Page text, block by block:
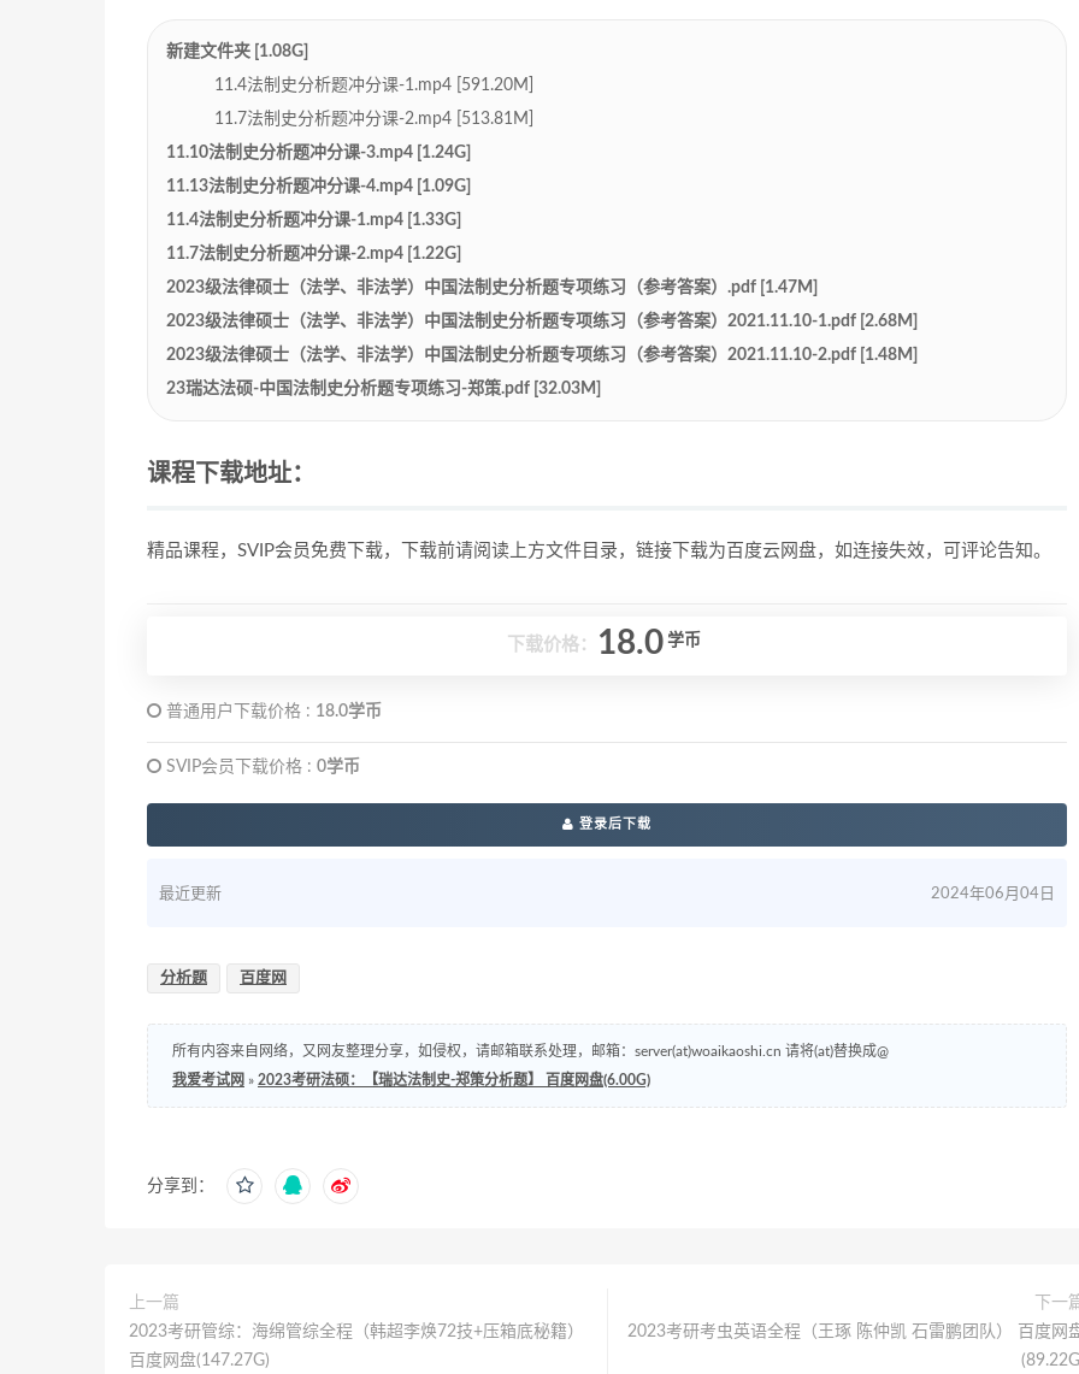
新建文件夹 [1.08G]
11.4法制史分析题冲分课-1.mp4 [591.20M]
11.7法制史分析题冲分课-2.mp4 [513.81M]
11.10法制史分析题冲分课-3.mp4 [1.24G]
11.13法制史分析题冲分课-4.mp4 [1.09G]
11.4法制史分析题冲分课-1.mp4 [1.33G]
11.7法制史分析题冲分课-2.mp4 [1.22G]
2023级法律硕士（法学、非法学）中国法制史分析题专项练习（参考答案）.pdf [1.47M]
2023级法律硕士（法学、非法学）中国法制史分析题专项练习（参考答案）2021.11.10-1.pdf [2.68M]
2023级法律硕士（法学、非法学）中国法制史分析题专项练习（参考答案）2021.11.10-2.pdf [1.48M]
23瑞达法硕-中国法制史分析题专项练习-郑策.pdf [32.03M]
课程下载地址：
精品课程，SVIP会员免费下载，下载前请阅读上方文件目录，链接下载为百度云网盘，如连接失效，可评论告知。
下载价格： 18.0 学币
普通用户下载价格 : 18.0学币
SVIP会员下载价格 : 0学币
登录后下载
最近更新 2024年06月04日
分析题 百度网
所有内容来自网络，又网友整理分享，如侵权，请邮箱联系处理，邮箱：server(at)woaikaoshi.cn 请将(at)替换成@
我爱考试网 » 2023考研法硕：【瑞达法制史-郑策分析题】 百度网盘(6.00G)
分享到：
上一篇
2023考研管综：海绵管综全程（韩超李焕72技+压箱底秘籍）
百度网盘(147.27G)
下一
2023考研考虫英语全程（王琢 陈仲凯 石雷鹏团队） 百度网